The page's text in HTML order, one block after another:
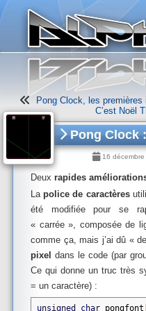
Pong Clock, les premières
C’est Noël
Pong Clock
16 décembre
Deux rapides
Lapolice de caractères
été modifiée pour se
« carrée », composée de
comme ça, mais j’ai dû «
pixel dans le code (par
Ce qui donne un truc très
= un caractère) :
unsigned char pongfont